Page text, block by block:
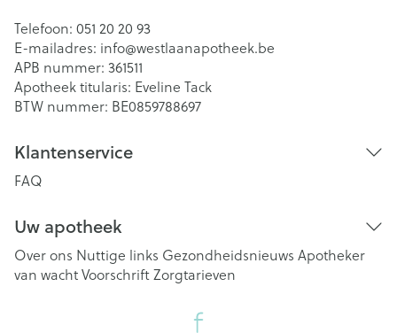
Telefoon: 051 20 20 93
E-mailadres: info@westlaanapotheek.be
APB nummer: 361511
Apotheek titularis: Eveline Tack
BTW nummer: BE0859788697
Klantenservice
FAQ
Uw apotheek
Over ons Nuttige links Gezondheidsnieuws Apotheker
van wachtVoorschriftZorgtarieven